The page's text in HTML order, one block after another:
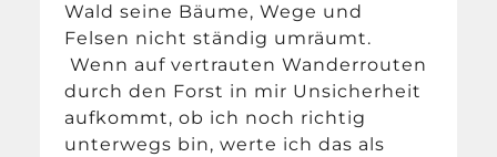
Wald seine Bäume, Wege und
Felsen nicht ständig umräumt.
Wenn auf vertrauten Wanderrouten
durch den Forst in mir Unsicherheit
aufkommt, ob ich noch richtig
unterwegs bin, werte ich das als